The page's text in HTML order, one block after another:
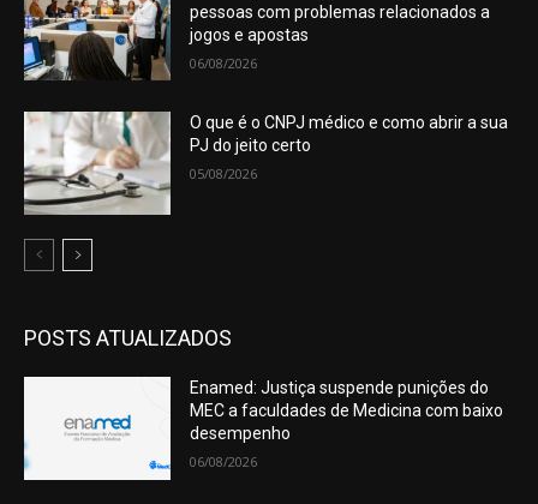
pessoas com problemas relacionados a
jogos e apostas
06/08/2026
O que é o CNPJ médico e como abrir a sua
PJ do jeito certo
05/08/2026
POSTS ATUALIZADOS
Enamed: Justiça suspende punições do
MEC a faculdades de Medicina com baixo
desempenho
06/08/2026